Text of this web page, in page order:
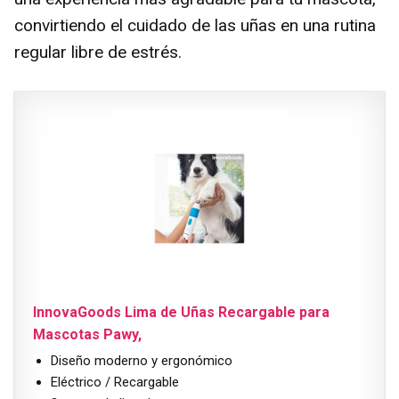
convirtiendo el cuidado de las uñas en una rutina
regular libre de estrés.
InnovaGoods Lima de Uñas Recargable para
Mascotas Pawy,
Diseño moderno y ergonómico
Eléctrico / Recargable